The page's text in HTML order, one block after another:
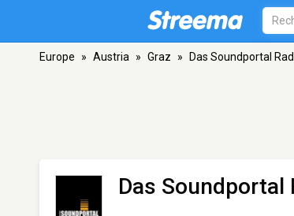
Europe » Austria » Graz » Das Soundportal
Das Soundportal